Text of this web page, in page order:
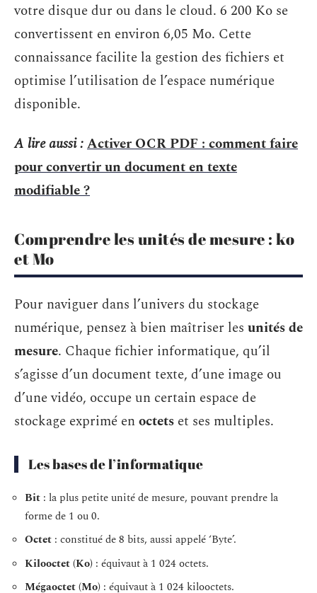
votre disque dur ou dans le cloud. 6 200 Ko se
convertissent en environ 6,05 Mo. Cette
connaissance facilite la gestion des fichiers et
optimise l’utilisation de l’espace numérique
disponible.
A lire aussi :Activer OCR PDF : comment faire
pour convertir un document en texte
modifiable ?
Comprendre les unités de mesure : ko
et Mo
Pour naviguer dans l’univers du stockage
numérique, pensez à bien maîtriser les unités de
mesure. Chaque fichier informatique, qu’il
s’agisse d’un document texte, d’une image ou
d’une vidéo, occupe un certain espace de
stockage exprimé enoctets et ses multiples.
Les bases de l’informatique
Bit : la plus petite unité de mesure, pouvant prendre la
forme de 1 ou 0.
Octet : constitué de 8 bits, aussi appelé ‘Byte’.
Kilooctet (Ko) : équivaut à 1 024 octets.
Mégaoctet (Mo) : équivaut à 1 024 kilooctets.